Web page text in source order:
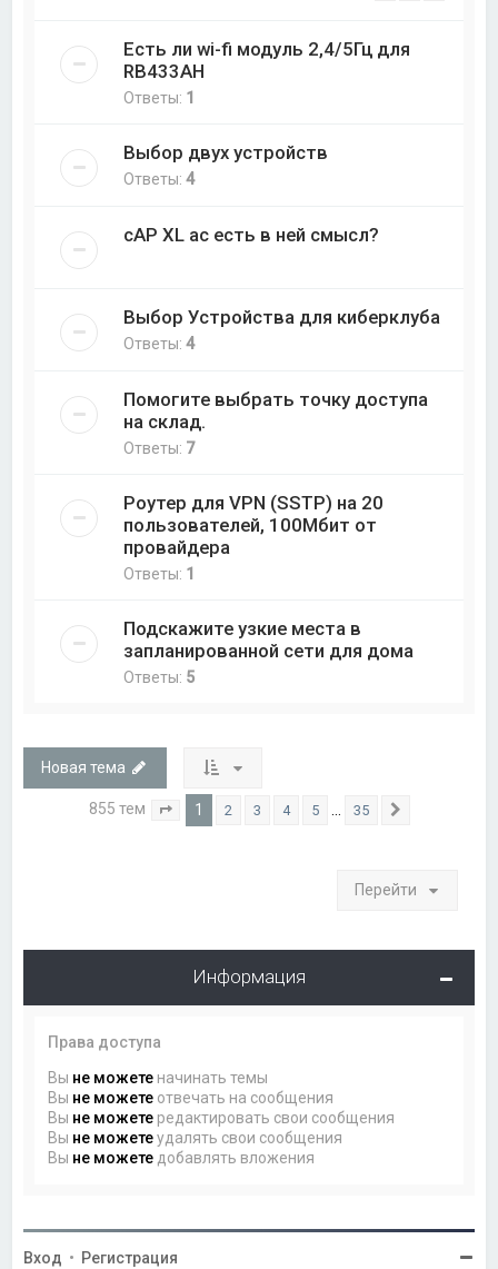
Есть ли wi-fi модуль 2,4/5Гц для
RB433AH
Ответы: 1
Выбор двух устройств
Ответы:4
cAP XL ac есть в ней смысл?
Выбор Устройства для киберклуба
Ответы:4
Помогите выбрать точку доступа
на склад.
Ответы: 7
Роутер для VPN (SSTP) на 20
пользователей, 100Мбит от
провайдера
Ответы: 1
Подскажите узкие места в
запланированной сети для дома
Ответы: 5
Новая тема
855 тем Страница из 35
1 2 3 4 5 … 35
Перейти
Информация
Права доступа
Вы не можете начинать темы
Вы не можете отвечать на сообщения
Вы не можете редактировать свои сообщения
Вы не можетеудалять свои сообщения
Вы не можете добавлять вложения
Вход • Регистрация